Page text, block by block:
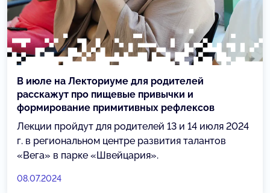
В июле на Лекториуме для родителей
расскажут про пищевые привычки и
формирование примитивных рефлексов
Лекции пройдут для родителей 13 и 14 июля 2024
г. в региональном центре развития талантов
«Вега» в парке «Швейцария».
08.07.2024